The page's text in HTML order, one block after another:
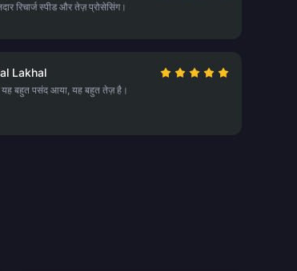
रिचार्ज स्पीड और तेज़ प्रोसेसिंग।
Lakhal
बहुत पसंद आया, यह बहुत तेज़ है।